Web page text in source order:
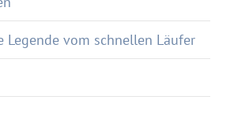
Legende vom schnellen Läufer